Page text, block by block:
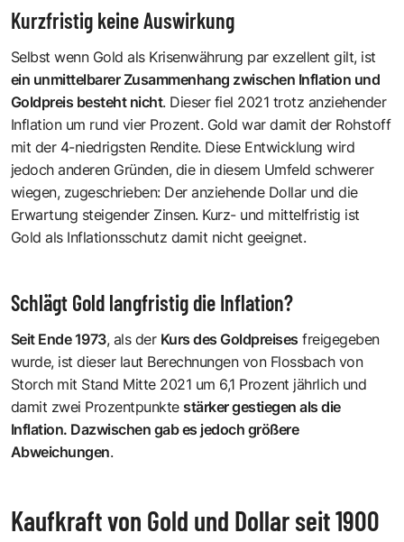
Kurzfristig keine Auswirkung
Selbst wenn Gold als Krisenwährung par exzellent gilt, ist
ein unmittelbarer Zusammenhang zwischen Inflation und
Goldpreis besteht nicht. Dieser fiel 2021 trotz anziehender
Inflation um rund vier Prozent. Gold war damit der Rohstoff
mit der 4-niedrigsten Rendite. Diese Entwicklung wird
jedoch anderen Gründen, die in diesem Umfeld schwerer
wiegen, zugeschrieben: Der anziehende Dollar und die
Erwartung steigender Zinsen. Kurz- und mittelfristig ist
Gold als Inflationsschutz damit nicht geeignet.
Schlägt Gold langfristig die Inflation?
Seit Ende 1973, als der Kurs des Goldpreises freigegeben
wurde, ist dieser laut Berechnungen von Flossbach von
Storch mit Stand Mitte 2021 um 6,1 Prozent jährlich und
damit zwei Prozentpunkte stärker gestiegen als die
Inflation. Dazwischen gab es jedoch größere
Abweichungen.
Kaufkraft von Gold und Dollar seit 1900